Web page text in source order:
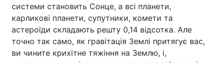
системи становить Сонце, а всі планети,
карликові планети, супутники, комети та
астероїди складають решту 0,14 відсотка. Але
точно так само, як гравітація Землі притягує вас,
ви чините крихітне тяжіння на Землю, і,